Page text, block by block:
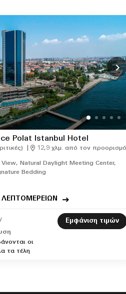
Polat Istanbul Hotel
12,9 χλμ. από τον προορισμό
View, Natural Daylight Meeting Center,
Bedding
οι
τα τέλη
Εμφάνιση τιμών